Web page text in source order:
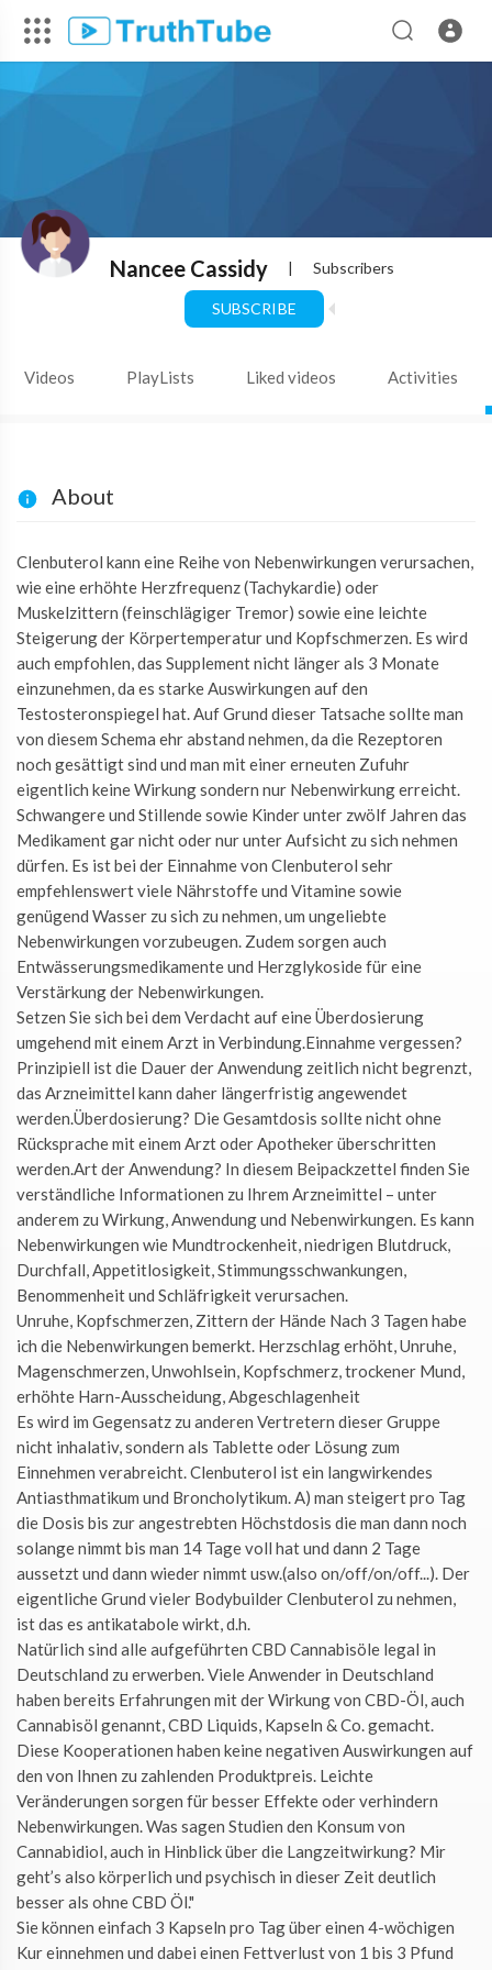
Nancee Cassidy | Subscribers
SUBSCRIBE
Videos PlayLists Liked videos Activities
About
Clenbuterol kann eine Reihe von Nebenwirkungen verursachen,
wie eine erhöhte Herzfrequenz (Tachykardie) oder
Muskelzittern (feinschlägiger Tremor) sowie eine leichte
Steigerung der Körpertemperatur und Kopfschmerzen. Es wird
auch empfohlen, das Supplement nicht länger als 3 Monate
einzunehmen, da es starke Auswirkungen auf den
Testosteronspiegel hat. Auf Grund dieser Tatsache sollte man
von diesem Schema ehr abstand nehmen, da die Rezeptoren
noch gesättigt sind und man mit einer erneuten Zufuhr
eigentlich keine Wirkung sondern nur Nebenwirkung erreicht.
Schwangere und Stillende sowie Kinder unter zwölf Jahren das
Medikament gar nicht oder nur unter Aufsicht zu sich nehmen
dürfen. Es ist bei der Einnahme von Clenbuterol sehr
empfehlenswert viele Nährstoffe und Vitamine sowie
genügend Wasser zu sich zu nehmen, um ungeliebte
Nebenwirkungen vorzubeugen. Zudem sorgen auch
Entwässerungsmedikamente und Herzglykoside für eine
Verstärkung der Nebenwirkungen.
Setzen Sie sich bei dem Verdacht auf eine Überdosierung
umgehend mit einem Arzt in Verbindung.Einnahme vergessen?
Prinzipiell ist die Dauer der Anwendung zeitlich nicht begrenzt,
das Arzneimittel kann daher längerfristig angewendet
werden.Überdosierung? Die Gesamtdosis sollte nicht ohne
Rücksprache mit einem Arzt oder Apotheker überschritten
werden.Art der Anwendung? In diesem Beipackzettel finden Sie
verständliche Informationen zu Ihrem Arzneimittel – unter
anderem zu Wirkung, Anwendung und Nebenwirkungen. Es kann
Nebenwirkungen wie Mundtrockenheit, niedrigen Blutdruck,
Durchfall, Appetitlosigkeit, Stimmungsschwankungen,
Benommenheit und Schläfrigkeit verursachen.
Unruhe, Kopfschmerzen, Zittern der Hände Nach 3 Tagen habe
ich die Nebenwirkungen bemerkt. Herzschlag erhöht, Unruhe,
Magenschmerzen, Unwohlsein, Kopfschmerz, trockener Mund,
erhöhte Harn-Ausscheidung, Abgeschlagenheit
Es wird im Gegensatz zu anderen Vertretern dieser Gruppe
nicht inhalativ, sondern als Tablette oder Lösung zum
Einnehmen verabreicht. Clenbuterol ist ein langwirkendes
Antiasthmatikum und Broncholytikum. A) man steigert pro Tag
die Dosis bis zur angestrebten Höchstdosis die man dann noch
solange nimmt bis man 14 Tage voll hat und dann 2 Tage
aussetzt und dann wieder nimmt usw.(also on/off/on/off...). Der
eigentliche Grund vieler Bodybuilder Clenbuterol zu nehmen,
ist das es antikatabole wirkt, d.h.
Natürlich sind alle aufgeführten CBD Cannabisöle legal in
Deutschland zu erwerben. Viele Anwender in Deutschland
haben bereits Erfahrungen mit der Wirkung von CBD-Öl, auch
Cannabisöl genannt, CBD Liquids, Kapseln & Co. gemacht.
Diese Kooperationen haben keine negativen Auswirkungen auf
den von Ihnen zu zahlenden Produktpreis. Leichte
Veränderungen sorgen für besser Effekte oder verhindern
Nebenwirkungen. Was sagen Studien den Konsum von
Cannabidiol, auch in Hinblick über die Langzeitwirkung? Mir
geht’s also körperlich und psychisch in dieser Zeit deutlich
besser als ohne CBD Öl."
Sie können einfach 3 Kapseln pro Tag über einen 4-wöchigen
Kur einnehmen und dabei einen Fettverlust von 1 bis 3 Pfund